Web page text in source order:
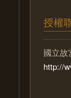
授權
國立
http://